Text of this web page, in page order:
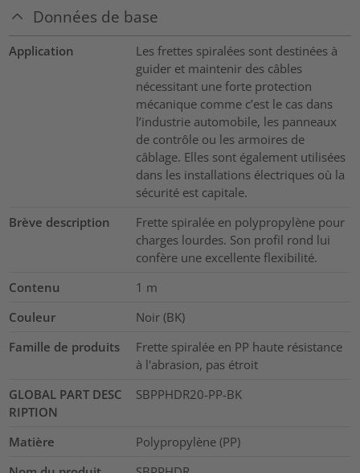
Données de base
Application
Les frettes spiralées sont destinées à
guider et maintenir des câbles
nécessitant une forte protection
mécanique comme c’est le cas dans
l’industrie automobile, les panneaux
de contrôle ou les armoires de
câblage. Elles sont également utilisées
dans les installations électriques où la
sécurité est capitale.
Brève description
Frette spiralée en polypropylène pour
charges lourdes. Son profil rond lui
confère une excellente flexibilité.
Contenu
1 m
Couleur
Noir (BK)
Famille de produits
Frette spiralée en PP haute résistance
à l'abrasion, pas étroit
GLOBAL PART DESC
RIPTION
SBPPHDR20-PP-BK
Matière
Polypropylène (PP)